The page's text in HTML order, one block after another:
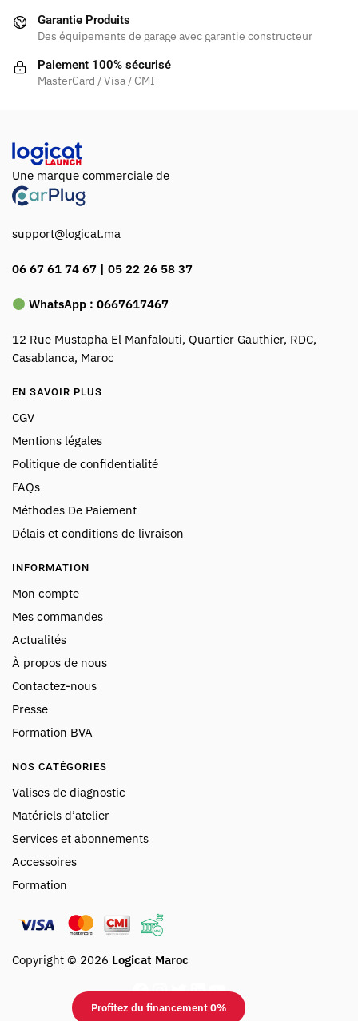
Garantie Produits
Des équipements de garage avec garantie constructeur
Paiement 100% sécurisé
MasterCard / Visa / CMI
Une marque commerciale de
support@logicat.ma
06 67 61 74 67 | 05 22 26 58 37
WhatsApp : 0667617467
12 Rue Mustapha El Manfalouti, Quartier Gauthier, RDC,
Casablanca, Maroc
EN SAVOIR PLUS
CGV
Mentions légales
Politique de confidentialité
FAQs
Méthodes De Paiement
Délais et conditions de livraison
INFORMATION
Mon compte
Mes commandes
Actualités
À propos de nous
Contactez-nous
Presse
Formation BVA
NOS CATÉGORIES
Valises de diagnostic
Matériels d’atelier
Services et abonnements
Accessoires
Formation
Copyright © 2026 Logicat Maroc
Profitez du financement 0%